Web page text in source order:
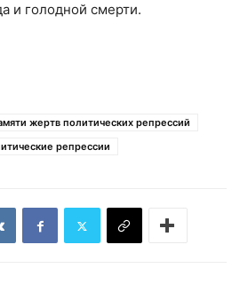
и голодной смерти.
жертв политических репрессий
репрессии